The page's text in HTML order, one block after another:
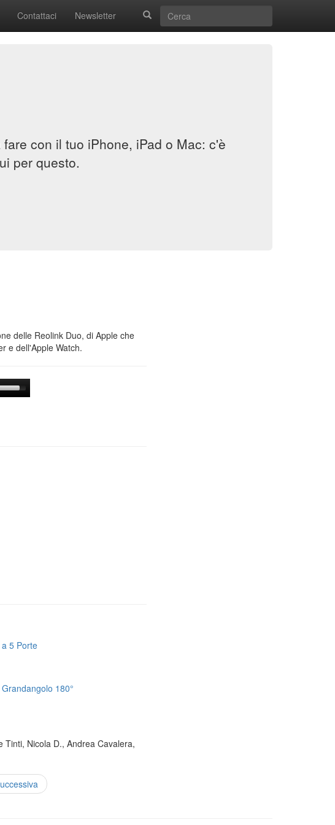
Contattaci Newsletter
con il tuo iPhone, iPad o Mac: c'è
per questo.
delle Reolink Duo, di Apple che
e dell'Apple Watch.
5 Porte
180°
Nicola D., Andrea Cavalera,